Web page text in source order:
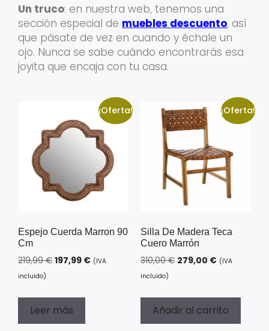
Un truco: en nuestra web, tenemos una
sección especial de muebles descuento, así
que pásate de vez en cuando y échale un
ojo. Nunca se sabe cuándo encontrarás esa
joyita que encaja con tu casa.
¡Oferta!
Espejo Cuerda Marron 90
Cm
219,99€ 197,99 € (IVA
incluido)
Leer más
¡Oferta!
Silla De Madera Teca
Cuero Marrón
310,00€ 279,00 € (IVA
incluido)
Añadir al carrito